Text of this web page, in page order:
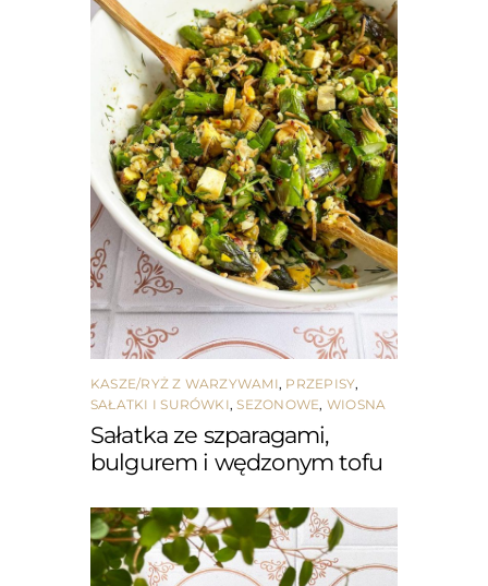
KASZE/RYŻ Z WARZYWAMI, PRZEPISY,
SAŁATKI I SURÓWKI,SEZONOWE, WIOSNA
Sałatka ze szparagami,
bulgurem i wędzonym tofu